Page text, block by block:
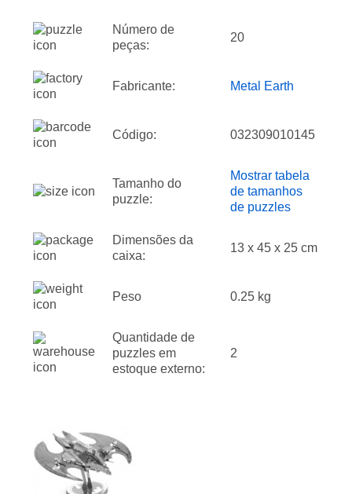
Número de
peças:
20
Fabricante: Metal Earth
Código: 032309010145
Tamanho do
puzzle:
Mostrar tabela
de tamanhos
de puzzles
Dimensões da
caixa:
13 x 45 x 25 cm
Peso 0.25 kg
Quantidade de
puzzles em
estoque externo:
2